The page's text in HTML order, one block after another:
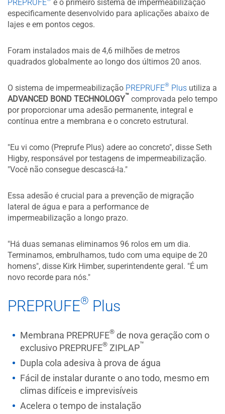
PREPRUFE
é o primeiro sistema de impermeabilização
especificamente desenvolvido para aplicações abaixo de
lajes e em pontos cegos.
Foram instalados mais de 4,6 milhões de metros
quadrados globalmente ao longo dos últimos 20 anos.
O sistema de impermeabilização PREPRUFE® Plus utiliza a
ADVANCED BOND TECHNOLOGY™ comprovada pelo tempo
por proporcionar uma adesão permanente, integral e
contínua entre a membrana e o concreto estrutural.
"Eu vi como (Preprufe Plus) adere ao concreto", disse Seth
Higby, responsável por testagens de impermeabilização.
"Você não consegue descascá-la."
Essa adesão é crucial para a prevenção de migração
lateral de água e para a performance de
impermeabilização a longo prazo.
"Há duas semanas eliminamos 96 rolos em um dia.
Terminamos, embrulhamos, tudo com uma equipe de 20
homens", disse Kirk Himber, superintendente geral. "É um
novo recorde para nós."
PREPRUFE® Plus
Membrana PREPRUFE® de nova geração com o
exclusivo PREPRUFE® ZIPLAP™
Dupla cola adesiva à prova de água
Fácil de instalar durante o ano todo, mesmo em
climas difíceis e imprevisíveis
Acelera o tempo de instalação